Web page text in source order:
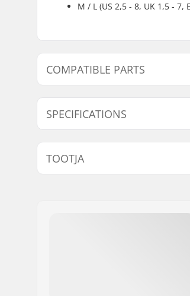
M / L (US 2,5 - 8, UK 1,5 - 7,
COMPATIBLE PARTS
Leidke ühilduvad tooted Roces
SPECIFICATIONS
Brake mounting bolt:
TOOTJA